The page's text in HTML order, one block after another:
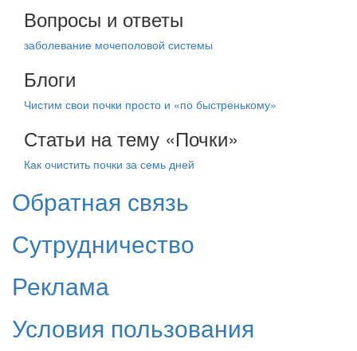
Вопросы и ответы
заболевание мочеполовой системы
Блоги
Чистим свои почки просто и «по быстренькому»
Статьи на тему «Почки»
Как очистить почки за семь дней
Обратная связь
Сутрудничество
Реклама
Условия пользования